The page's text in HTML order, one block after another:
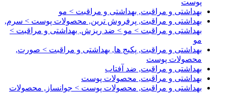
پوست
بهداشتی و مراقبت, بهداشتی و مراقبت > مو
بهداشتی و مراقبت, پرفروش ترین, محصولات پوست > سرم,
بهداشتی و مراقبت > مو > ضد ریزش, بهداشتی و مراقبت >
مو
بهداشتی و مراقبت, پکیج ها, بهداشتی و مراقبت > صورت,
محصولات پوست
بهداشتی و مراقبت, ضد آفتاب
بهداشتی و مراقبت, محصولات پوست
بهداشتی و مراقبت, محصولات پوست > جوانساز, محصولات